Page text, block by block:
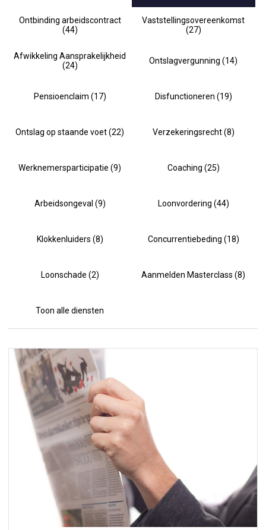
Ontbinding arbeidscontract
(44)
Vaststellingsovereenkomst
(27)
Afwikkeling Aansprakelijkheid
(24)
Ontslagvergunning (14)
Pensioenclaim (17) Disfunctioneren (19)
Ontslag op staande voet (22) Verzekeringsrecht (8)
Werknemersparticipatie (9) Coaching (25)
Arbeidsongeval (9) Loonvordering (44)
Klokkenluiders (8) Concurrentiebeding (18)
Loonschade (2) Aanmelden Masterclass (8)
Toon alle diensten